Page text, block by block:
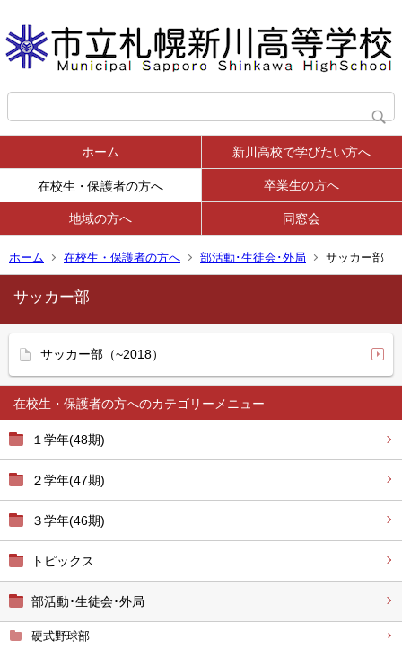
ホーム 新川高校で学びたい方へ
在校生・保護者の方へ 卒業生の方へ
地域の方へ 同窓会
ホーム 在校生・保護者の方へ 部活動･生徒会･外局 サッカー部
在校生・保護者の方へ
１学年(48期)
２学年(47期)
３学年(46期)
トピックス
部活動･生徒会･外局
硬式野球部
サッカー部
サッカー部（~2018）